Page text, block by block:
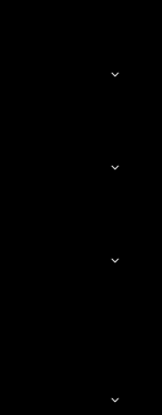
งข้อดีข้อเสียที่
นยนต์ ไม่ว่า
อเนื่องหลาย